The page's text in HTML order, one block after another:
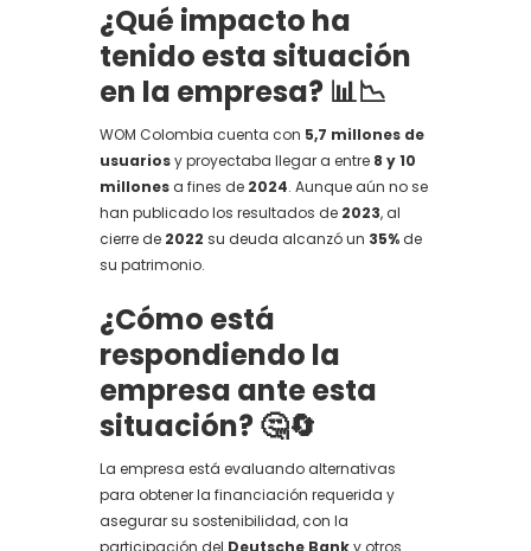
¿Qué impacto ha
tenido esta situación
en la empresa? 📊📉
WOM Colombia cuenta con 5,7 millones de
usuariosy proyectaba llegar a entre 8 y 10
millonesa fines de 2024. Aunque aún no se
han publicado los resultados de 2023, al
cierre de 2022 su deuda alcanzó un 35%de
su patrimonio.
¿Cómo está
respondiendo la
empresa ante esta
situación?🤔🔄
La empresa está evaluando alternativas
para obtener la financiación requerida y
asegurar su sostenibilidad, con la
participación del Deutsche Banky otros